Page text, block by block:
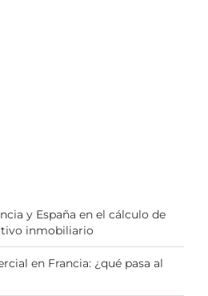
y España en el cálculo de
inmobiliario
en Francia: ¿qué pasa al